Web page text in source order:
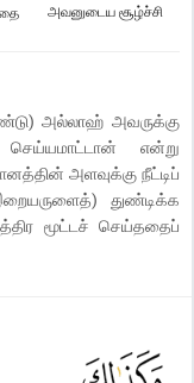
அவனுடைய சூழ்ச்சி
அல்லாஹ் அவருக்கு
செய்யமாட்டான் என்று
அளவுக்கு நீட்டிப்
துண்டிக்க
மூட்டச் செய்ததைப்